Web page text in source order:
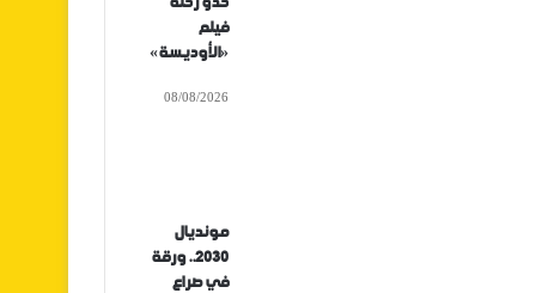
فيلم
«الأوديسة»
08/08/2026
مونديال
2030.. ورقة
في صراع